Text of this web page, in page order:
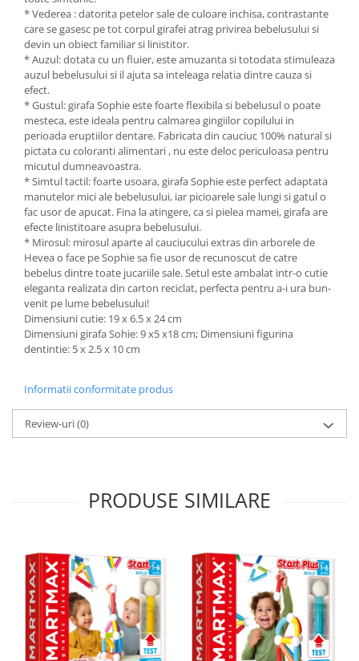
* Vederea : datorita petelor sale de culoare inchisa, contrastante
care se gasesc pe tot corpul girafei atrag privirea bebelusului si
devin un obiect familiar si linistitor.
* Auzul: dotata cu un fluier, este amuzanta si totodata stimuleaza
auzul bebelusului si il ajuta sa inteleaga relatia dintre cauza si
efect.
* Gustul: girafa Sophie este foarte flexibila si bebelusul o poate
mesteca, este ideala pentru calmarea gingiilor copilului in
perioada eruptiilor dentare. Fabricata din cauciuc 100% natural si
pictata cu coloranti alimentari , nu este deloc periculoasa pentru
micutul dumneavoastra.
* Simtul tactil: foarte usoara, girafa Sophie este perfect adaptata
manutelor mici ale bebelusului, iar picioarele sale lungi si gatul o
fac usor de apucat. Fina la atingere, ca si pielea mamei, girafa are
efecte linistitoare asupra bebelusului.
* Mirosul: mirosul aparte al cauciucului extras din arborele de
Hevea o face pe Sophie sa fie usor de recunoscut de catre
bebelus dintre toate jucariile sale. Setul este ambalat intr-o cutie
eleganta realizata din carton reciclat, perfecta pentru a-i ura bun-
venit pe lume bebelusului!
Dimensiuni cutie: 19 x 6.5 x 24 cm
Dimensiuni girafa Sohie: 9 x5 x18 cm; Dimensiuni figurina
dentintie: 5 x 2.5 x 10 cm
Informatii conformitate produs
Review-uri(0)
PRODUSE SIMILARE